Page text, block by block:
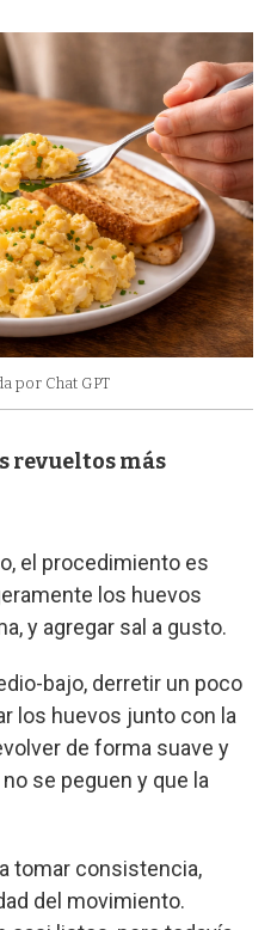
por Chat GPT
revueltos más
el procedimiento es
los huevos
y agregar sal a gusto.
bajo, derretir un poco
los huevos junto con la
de forma suave y
se peguen y que la
tomar consistencia,
del movimiento.